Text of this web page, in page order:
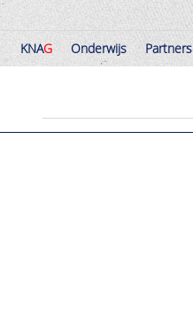
KNAG Onderwijs Partners